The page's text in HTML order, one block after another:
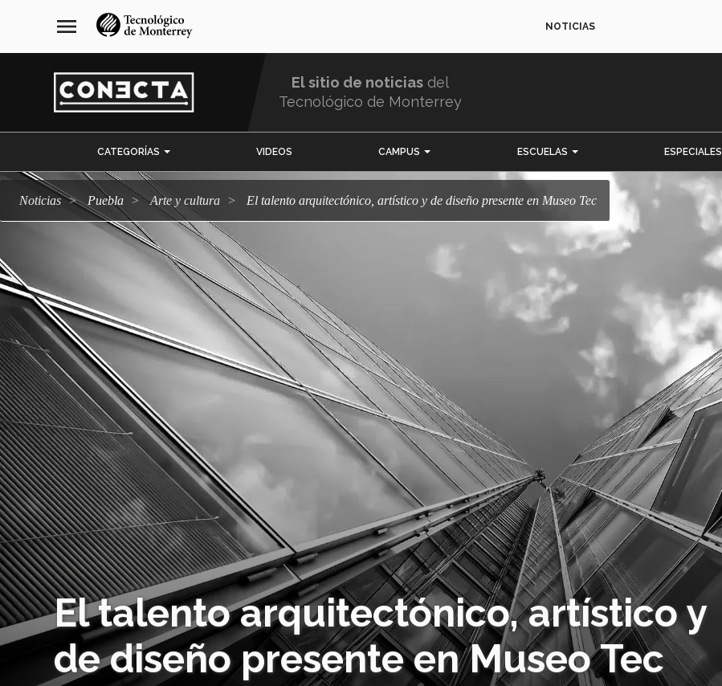
navegación
principal
menu NOTICIAS
El sitio de noticias del
Tecnológico de Monterrey
CATEGORÍAS VIDEOS CAMPUS ESCUELAS ESPECIALES
Noticias Puebla arte y cultura El talento arquitectónico, artístico y de diseño presente en Museo Tec
El talento arquitectónico, artístico y
de diseño presente en Museo Tec